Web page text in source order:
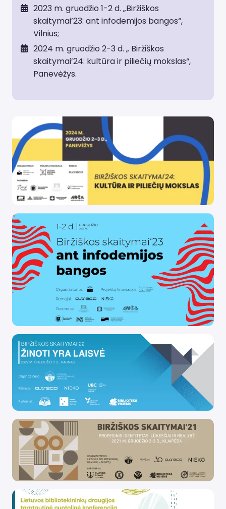
2023 m. gruodžio 1-2 d. „Biržiškos
skaitymai’23: ant infodemijos bangos“,
Vilnius;
2024 m. gruodžio 2-3 d. „ Biržiškos
skaitymai’24: kultūra ir piliečių mokslas“,
Panevėžys.